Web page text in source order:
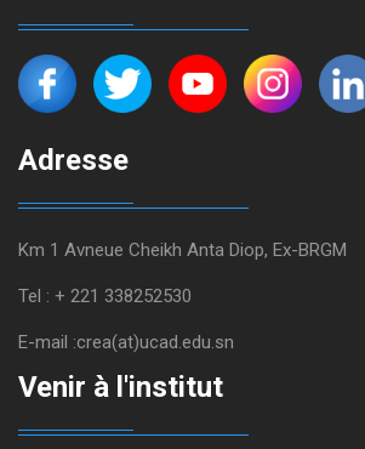
Adresse
Km 1 Avneue Cheikh Anta Diop, Ex-BRGM
Tel : + 221 338252530
E-mail :crea(at)ucad.edu.sn
Venir à l'institut